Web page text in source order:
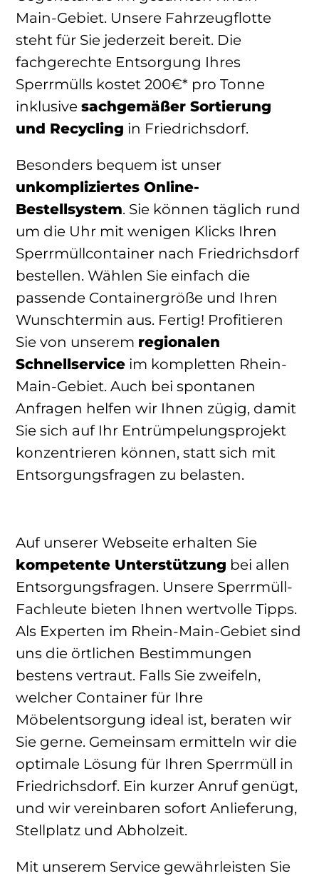
Main-Gebiet. Unsere Fahrzeugflotte
steht für Sie jederzeit bereit. Die
fachgerechte Entsorgung Ihres
Sperrmülls kostet 200€* pro Tonne
inklusive sachgemäßer Sortierung
und Recycling in Friedrichsdorf.
Besonders bequem ist unser
unkompliziertes Online-
Bestellsystem. Sie können täglich rund
um die Uhr mit wenigen Klicks Ihren
Sperrmüllcontainer nach Friedrichsdorf
bestellen. Wählen Sie einfach die
passende Containergröße und Ihren
Wunschtermin aus. Fertig! Profitieren
Sie von unserem regionalen
Schnellservice im kompletten Rhein-
Main-Gebiet. Auch bei spontanen
Anfragen helfen wir Ihnen zügig, damit
Sie sich auf Ihr Entrümpelungsprojekt
konzentrieren können, statt sich mit
Entsorgungsfragen zu belasten.
Auf unserer Webseite erhalten Sie
kompetente Unterstützung bei allen
Entsorgungsfragen. Unsere Sperrmüll-
Fachleute bieten Ihnen wertvolle Tipps.
Als Experten im Rhein-Main-Gebiet sind
uns die örtlichen Bestimmungen
bestens vertraut. Falls Sie zweifeln,
welcher Container für Ihre
Möbelentsorgung ideal ist, beraten wir
Sie gerne. Gemeinsam ermitteln wir die
optimale Lösung für Ihren Sperrmüll in
Friedrichsdorf. Ein kurzer Anruf genügt,
und wir vereinbaren sofort Anlieferung,
Stellplatz und Abholzeit.
Mit unserem Service gewährleisten Sie